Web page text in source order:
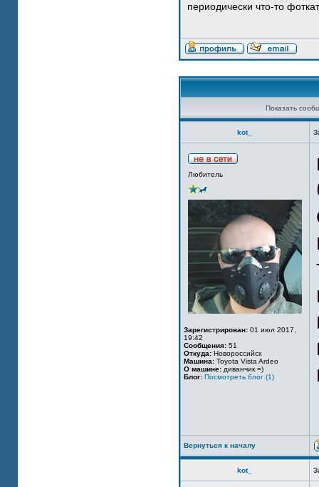
периодически что-то
Показать
kot_
Любитель
Зарегистрирован: 01 июл 2017,
19:42
Сообщения: 51
Откуда: Новороссийск
Машина: Toyota Vista Ardeo
О машине: диванчик =)
Блог: Посмотреть блог (1)
Вернуться к началу
kot_